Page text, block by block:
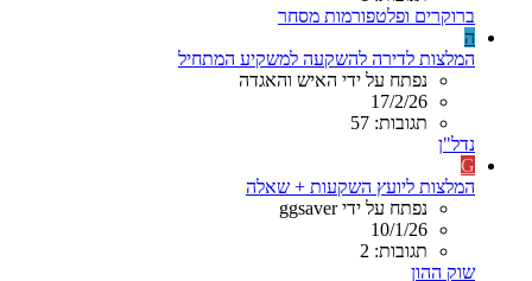
ברוקרים ופלטפורמות מסחר
ה
המלצות לדירה להשקעה למשקיע המתחיל
נפתח על ידי האיש והאגדה
17/2/26
תגובות: 57
נדל"ן
G
המלצות ליועץ השקעות + שאלה
נפתח על ידי ggsaver
10/1/26
תגובות: 2
שוק ההון